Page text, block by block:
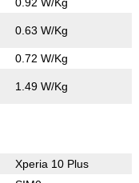
0.63 W/Kg
0.72 W/Kg
1.49 W/Kg
Xperia 10 Plus